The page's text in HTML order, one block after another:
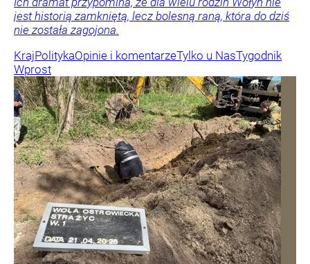
jest historią zamkniętą, lecz bolesną raną, która do dziś
nie została zagojona.
KrajPolitykaOpinie i komentarzeTylko u NasTygodnik
Wprost